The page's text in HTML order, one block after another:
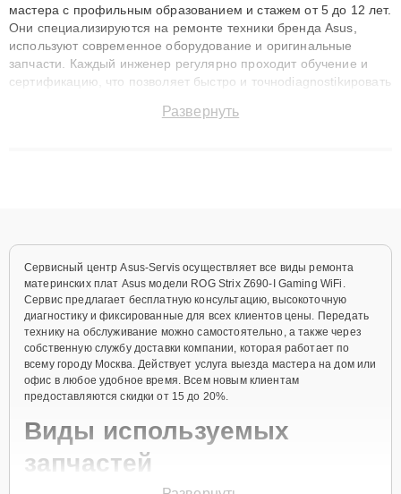
мастера с профильным образованием и стажем от 5 до 12 лет.
Они специализируются на ремонте техники бренда Asus,
используют современное оборудование и оригинальные
запчасти. Каждый инженер регулярно проходит обучение и
сертификацию, что позволяет быстро и точноdiagnostikировать
до 3 лет. Наши мастера решают сложные случаи: от замены
Развернуть
Сервисный центр Asus-Servis осуществляет все виды ремонта
материнских плат Asus модели ROG Strix Z690-I Gaming WiFi.
Сервис предлагает бесплатную консультацию, высокоточную
диагностику и фиксированные для всех клиентов цены. Передать
технику на обслуживание можно самостоятельно, а также через
собственную службу доставки компании, которая работает по
всему городу Москва. Действует услуга выезда мастера на дом или
офис в любое удобное время. Всем новым клиентам
предоставляются скидки от 15 до 20%.
Виды используемых
запчастей